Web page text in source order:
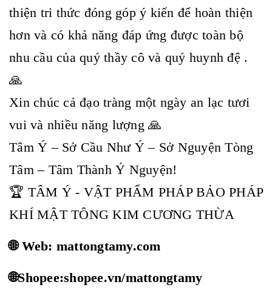
thiện tri thức đóng góp ý kiến để hoàn thiện
hơn và có khả năng đáp ứng được toàn bộ
nhu cầu của quý thầy cô và quý huynh đệ .
🙏
Xin chúc cả đạo tràng một ngày an lạc tươi
vui và nhiều năng lượng 🙏
Tâm Ý – Sở Cầu Như Ý – Sở Nguyện Tòng
Tâm – Tâm Thành Ý Nguyện!
🏆 TÂM Ý - VẬT PHẨM PHÁP BẢO PHÁP
KHÍ MẬT TÔNG KIM CƯƠNG THỪA
🌐 Web: mattongtamy.com
🌐Shopee:shopee.vn/mattongtamy